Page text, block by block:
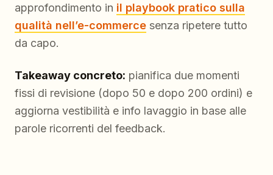
approfondimento in il playbook pratico sulla
qualità nell’e-commerce senza ripetere tutto
da capo.
Takeaway concreto: pianifica due momenti
fissi di revisione (dopo 50 e dopo 200 ordini) e
aggiorna vestibilità e info lavaggio in base alle
parole ricorrenti del feedback.